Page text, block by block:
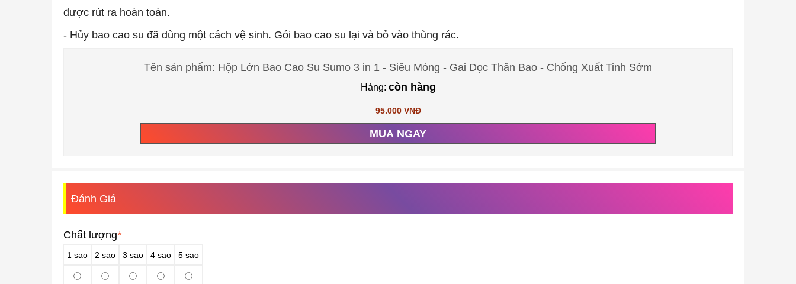
được rút ra hoàn toàn.
- Hủy bao cao su đã dùng một cách vệ sinh. Gói bao cao su lại và bỏ vào thùng rác.
Tên sản phẩm: Hộp Lớn Bao Cao Su Sumo 3 in 1 - Siêu Mỏng - Gai Dọc Thân Bao - Chống Xuất Tinh Sớm
Hàng: còn hàng
95.000 VNĐ
MUA NGAY
Đánh Giá
Chất lượng*
1 sao 2 sao 3 sao 4 sao 5 sao